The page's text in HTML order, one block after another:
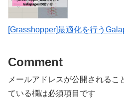
[Grasshopper]最適化を行う
Comment
メールアドレスが公開されるこ
ている欄は必須項目です